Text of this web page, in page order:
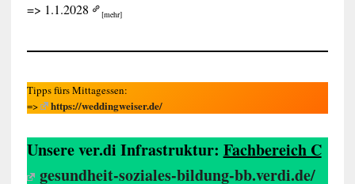
=> 1.1.2028
[mehr]
Tipps fürs Mittagessen:
=>
https://weddingweiser.de/
Unsere ver.di Infrastruktur: Fachbereich C
gesundheit-soziales-bildung-bb.verdi.de/